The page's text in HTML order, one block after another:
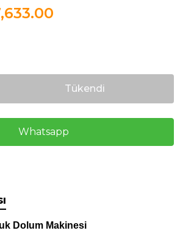
Tükendi
Whatsapp
Dolum Makinesi